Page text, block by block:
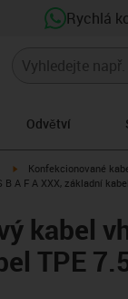
Rychlá
Odvětví
igus-icon-arrow-right
Konfekcionované
A F A XXX, základní
kabel
TPE